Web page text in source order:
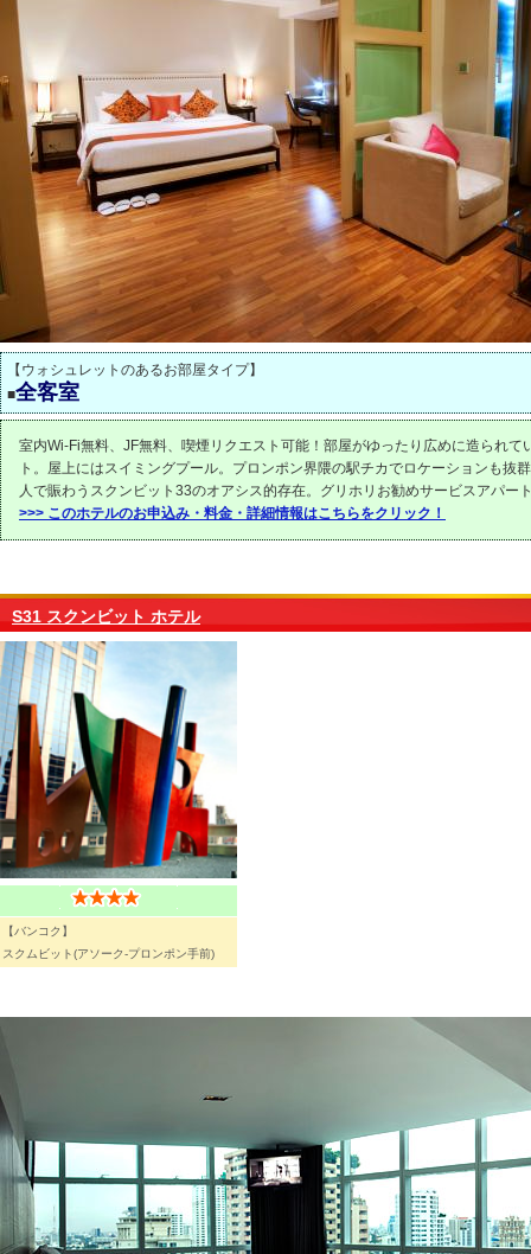
【ウォシュレットのあるお部屋タイプ】
■全客室
室内Wi-Fi無料、JF無料、喫煙リクエスト可能！部屋がゆったり広めに造られて
ト。屋上にはスイミングプール。プロンポン界隈の駅チカでロケーションも抜
人で賑わうスクンビット33のオアシス的存在。グリホリお勧めサービスアパー
>>> このホテルのお申込み・料金・詳細情報はこちらをクリック！
S31 スクンビット ホテル
【バンコク】
スクムビット(アソーク-プロンポン手前)